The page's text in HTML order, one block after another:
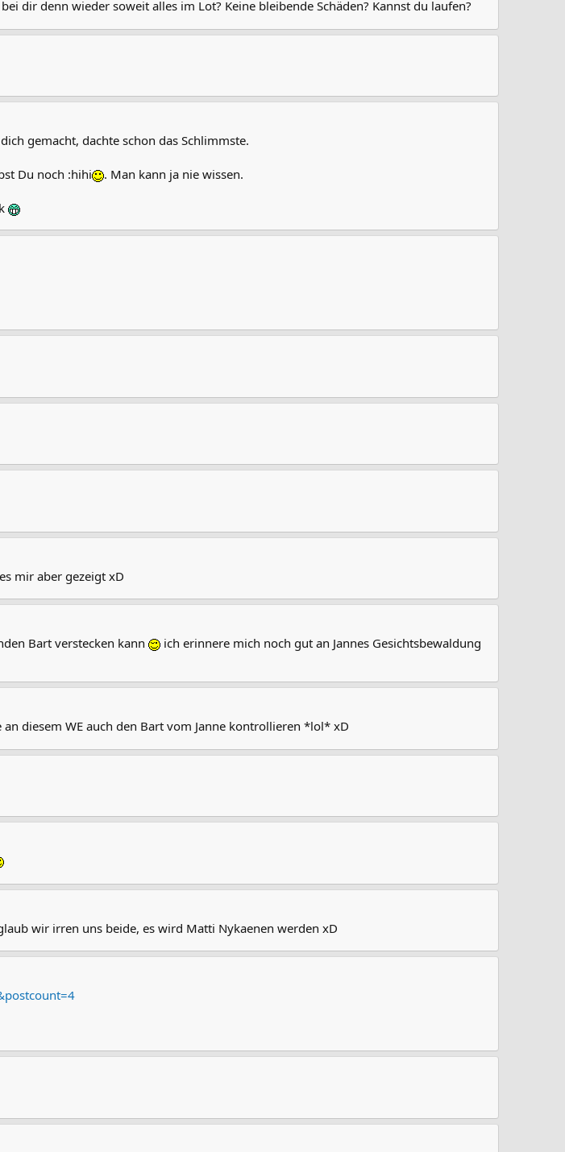
dir denn wieder soweit alles im Lot? Keine bleibende Schäden? Kannst du laufen?
gemacht, dachte schon das Schlimmste.
Du noch :hihi
. Man kann ja nie wissen.
mir aber gezeigt xD
Bart verstecken kann
ich erinnere mich noch gut an Jannes Gesichtsbewaldung
diesem WE auch den Bart vom Janne kontrollieren *lol* xD
wir irren uns beide, es wird Matti Nykaenen werden xD